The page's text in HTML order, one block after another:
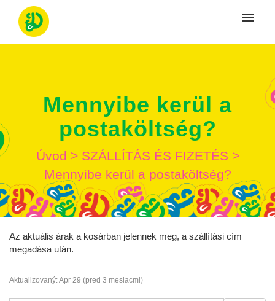
PrihlásenieMennyibe kerül a
postaköltség?
Úvod > SZÁLLÍTÁS ÉS FIZETÉS >
Mennyibe kerül a postaköltség?
Az aktuális árak a kosárban jelennek meg, a szállítási cím
megadása után.
Aktualizovaný:Apr 29 (pred 3 mesiacmi)